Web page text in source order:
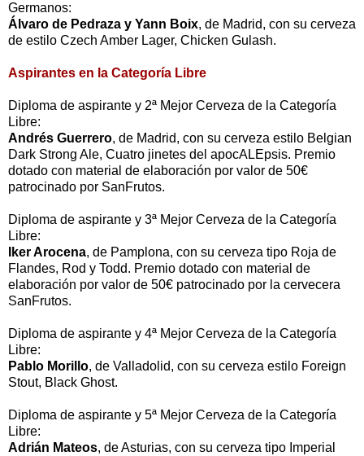
Germanos:
Álvaro de Pedraza y Yann Boix, de Madrid, con su cerveza
de estilo Czech Amber Lager, Chicken Gulash.
Aspirantes en la Categoría Libre
Diploma de aspirante y 2ª Mejor Cerveza de la Categoría
Libre:
Andrés Guerrero, de Madrid, con su cerveza estilo Belgian
Dark Strong Ale, Cuatro jinetes del apocALEpsis. Premio
dotado con material de elaboración por valor de 50€
patrocinado por SanFrutos.
Diploma de aspirante y 3ª Mejor Cerveza de la Categoría
Libre:
Iker Arocena, de Pamplona, con su cerveza tipo Roja de
Flandes, Rod y Todd. Premio dotado con material de
elaboración por valor de 50€ patrocinado por la cervecera
SanFrutos.
Diploma de aspirante y 4ª Mejor Cerveza de la Categoría
Libre:
Pablo Morillo, de Valladolid, con su cerveza estilo Foreign
Stout, Black Ghost.
Diploma de aspirante y 5ª Mejor Cerveza de la Categoría
Libre:
Adrián Mateos, de Asturias, con su cerveza tipo Imperial